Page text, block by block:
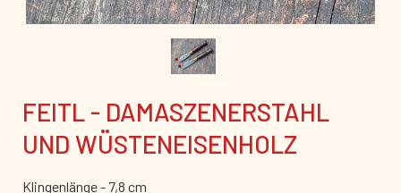
FEITL - DAMASZENERSTAHL
UND WÜSTENEISENHOLZ
Klingenlänge - 7,8 cm